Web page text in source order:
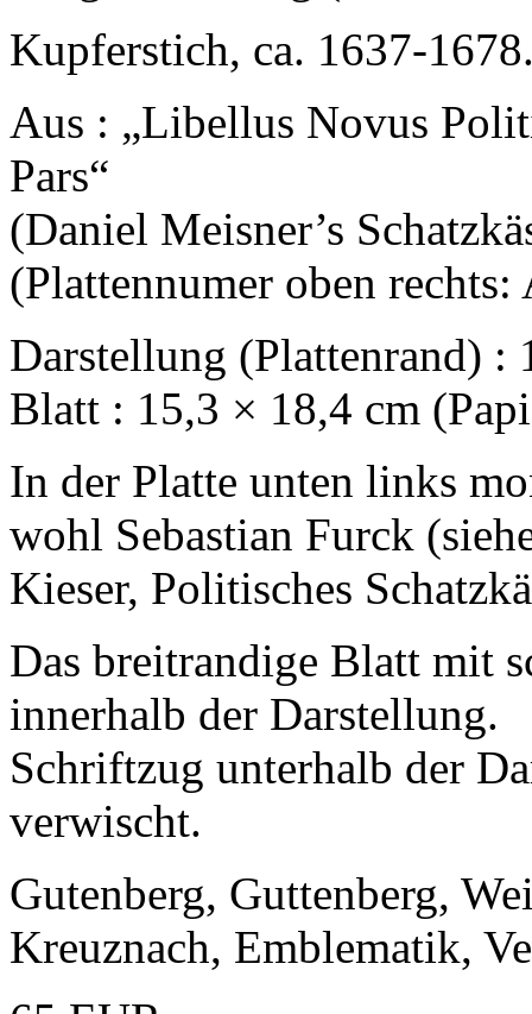
Kupferstich, ca. 1637-
Aus : „Libellus Novus
Pars“
(Daniel Meisner’s
(Plattennumer oben rechts:
Darstellung (Plattenrand) :
Blatt : 15,3 × 18,4 cm
In der Platte unten links
wohl Sebastian Furck
Kieser, Politisches
Das breitrandige Blatt mit
innerhalb der Darstellung.
Schriftzug unterhalb der
verwischt.
Gutenberg, Guttenberg,
Kreuznach, Emblematik,